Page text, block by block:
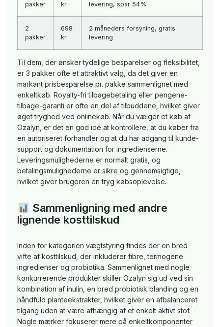
pakker
kr
levering, spar 54%
2
pakker
698
kr
2 måneders forsyning, gratis
levering
Til dem, der ønsker tydelige besparelser og fleksibilitet,
er 3 pakker ofte et attraktivt valg, da det giver en
markant prisbesparelse pr. pakke sammenlignet med
enkeltkøb. Royalty-fri tilbagebetaling eller pengene-
tilbage-garanti er ofte en del af tilbuddene, hvilket giver
øget tryghed ved onlinekøb. Når du vælger et køb af
Ozalyn, er det en god idé at kontrollere, at du køber fra
en autoriseret forhandler og at du har adgang til kunde-
support og dokumentation for ingredienserne.
Leveringsmulighederne er normalt gratis, og
betalingsmulighederne er sikre og gennemsigtige,
hvilket giver brugeren en tryg købsoplevelse.
Sammenligning med andre
lignende kosttilskud
Inden for kategorien vægtstyring findes der en bred
vifte af kosttilskud, der inkluderer fibre, termogene
ingredienser og probiotika. Sammenlignet med nogle
konkurrerende produkter skiller Ozalyn sig ud ved sin
kombination af inulin, en bred probiotisk blanding og en
håndfuld planteekstrakter, hvilket giver en afbalanceret
tilgang uden at være afhængig af et enkelt aktivt stof.
Nogle mærker fokuserer mere på enkeltkomponenter